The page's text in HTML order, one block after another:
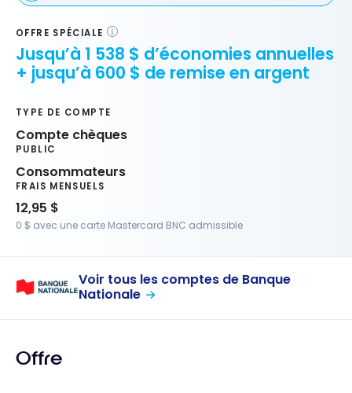
OFFRE SPÉCIALE
Jusqu’à 1 538 $ d’économies annuelles
+ jusqu’à 600 $ de remise en argent
TYPE DE COMPTE
Compte chèques
PUBLIC
Consommateurs
FRAIS MENSUELS
12,95 $
0 $ avec une carte Mastercard BNC admissible
Voir tous les comptes de Banque
Nationale
Offre